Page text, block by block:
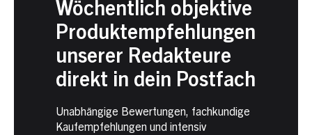
Wöchentlich objektive
Produktempfehlungen
unserer Redakteure
direkt in dein Postfach
Unabhängige Bewertungen, fachkundige
Kaufempfehlungen und intensiv